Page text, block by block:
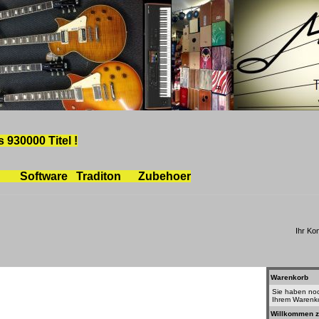
930000 Titel !
Software Traditon Zubehoer
Ihr
Warenkorb
Sie haben
Ihrem
Willkommen